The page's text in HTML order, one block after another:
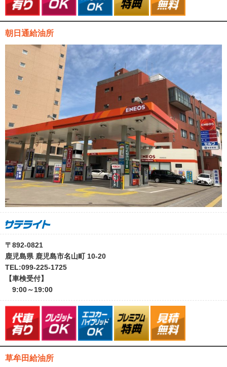
朝日通給油所
〒892-0821
鹿児島県 鹿児島市名山町 10-20
TEL:099-225-1725
【車検受付】
9:00～19:00
草牟田給油所